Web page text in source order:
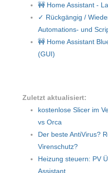
🚧 Home Assistant -
✓ Rückgängig /
Automations- und
🚧 Home Assistant
(GUI)
Zuletzt aktualisiert:
kostenlose Slicer im
vs Orca
Der beste AntiVirus?
Virenschutz?
Heizung steuern: PV
Assistant